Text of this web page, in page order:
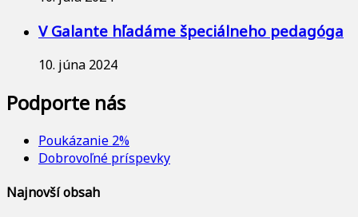
V Galante hľadáme špeciálneho pedagóga
10. júna 2024
Podporte nás
Poukázanie 2%
Dobrovoľné príspevky
Najnovší obsah